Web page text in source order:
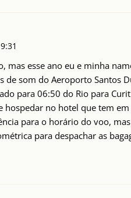
9:31
mas esse ano eu e minha
de som do Aeroporto Santos
para 06:50 do Rio para
hospedar no hotel que tem
para o horário do voo,
para despachar as